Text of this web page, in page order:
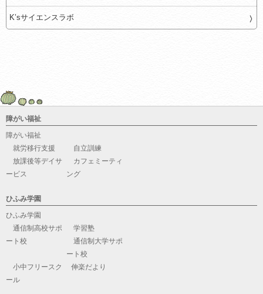
K’sサイエンスラボ
障がい福祉
障がい福祉
就労移行支援
自立訓練
放課後等デイサ
ービス
カフェミーティ
ング
ひふみ学園
ひふみ学園
通信制高校サポ
ート校
学習塾
通信制大学サポ
ート校
小中フリースク
ール
伸楽だより